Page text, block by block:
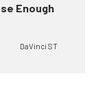
Enough
DaVinci ST